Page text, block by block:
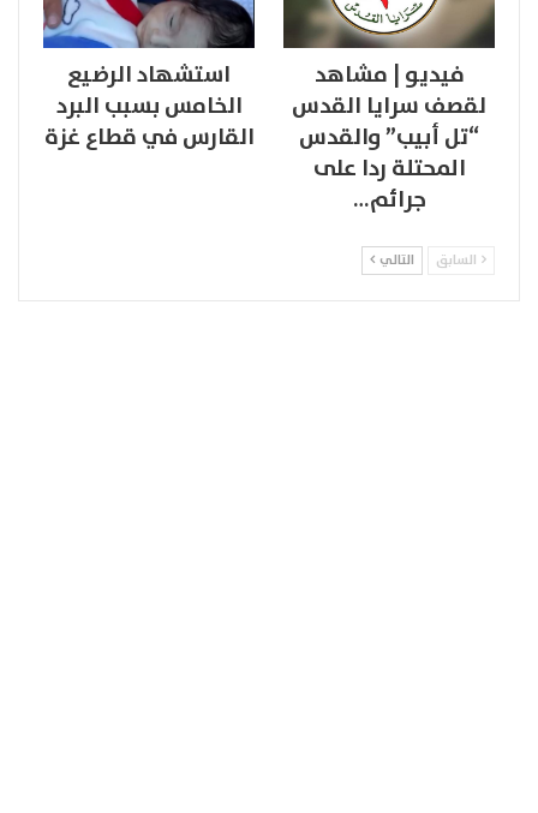
فيديو | مشاهد
لقصف سرايا القدس
“تل أبيب” والقدس
المحتلة ردا على
جرائم…
استشهاد الرضيع
الخامس بسبب البرد
القارس في قطاع غزة
السابق التالي